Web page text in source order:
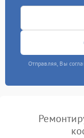
Отправляя, Вы